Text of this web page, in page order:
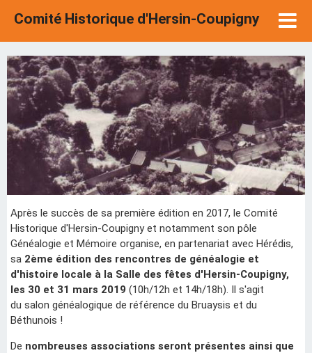
Comité Historique d'Hersin-Coupigny
Après le succès de sa première édition en 2017, le Comité
Historique d'Hersin-Coupigny et notamment son pôle
Généalogie et Mémoire organise, en partenariat avec Hérédis,
sa 2ème édition des rencontres de généalogie et
d'histoire locale à la Salle des fêtes d'Hersin-Coupigny,
les 30 et 31 mars 2019 (10h/12h et 14h/18h). Il s'agit
du salon généalogique de référence du Bruaysis et du
Béthunois !
De nombreuses associations seront présentes ainsi que